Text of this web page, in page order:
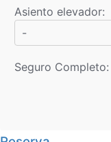
Asiento elevador:
-
Seguro Completo: